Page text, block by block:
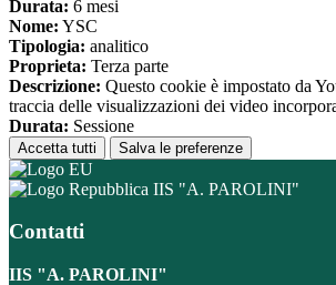
Durata: 6 mesi
Nome: YSC
Tipologia: analitico
Proprieta: Terza parte
Descrizione: Questo cookie è impostato da
traccia delle visualizzazioni dei video
Durata: Sessione
Accetta tutti Salva le preferenze
IIS "A. PAROLINI"
Contatti
IIS "A. PAROLINI"